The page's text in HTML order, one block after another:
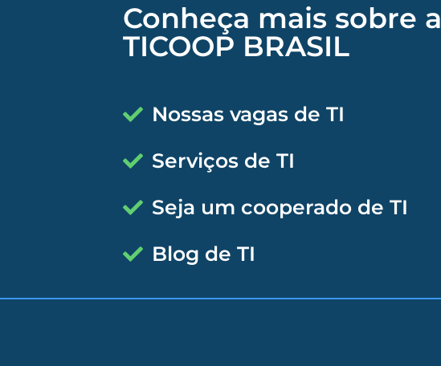
Conheça mais sobre a
TICOOP BRASIL
Nossas vagas de TI
Serviços de TI
Seja um cooperado de TI
Blog de TI